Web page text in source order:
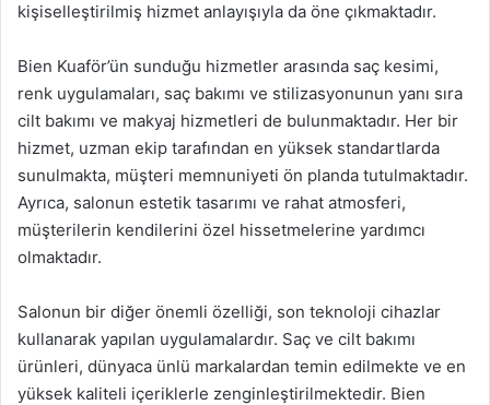
kişiselleştirilmiş hizmet anlayışıyla da öne çıkmaktadır.
Bien Kuaför’ün sunduğu hizmetler arasında saç kesimi,
renk uygulamaları, saç bakımı ve stilizasyonunun yanı sıra
cilt bakımı ve makyaj hizmetleri de bulunmaktadır. Her bir
hizmet, uzman ekip tarafından en yüksek standartlarda
sunulmakta, müşteri memnuniyeti ön planda tutulmaktadır.
Ayrıca, salonun estetik tasarımı ve rahat atmosferi,
müşterilerin kendilerini özel hissetmelerine yardımcı
olmaktadır.
Salonun bir diğer önemli özelliği, son teknoloji cihazlar
kullanarak yapılan uygulamalardır. Saç ve cilt bakımı
ürünleri, dünyaca ünlü markalardan temin edilmekte ve en
yüksek kaliteli içeriklerle zenginleştirilmektedir. Bien